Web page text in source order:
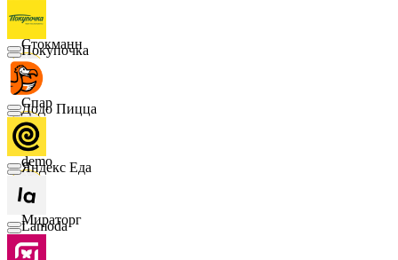
Стокманн
Cпар
demo
Мираторг
Покупочка
Додо Пицца
Яндекс Еда
Lamoda